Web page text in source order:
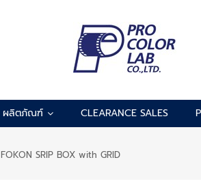
ผลิตภัณฑ์ CLEARANCE SALES
FOKON SRIP BOX with GRID